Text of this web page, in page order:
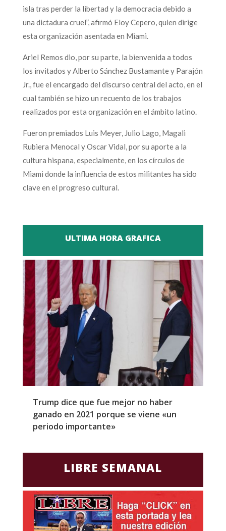
isla tras perder la libertad y la democracia debido a
una dictadura cruel”, afirmó Eloy Cepero, quien dirige
esta organización asentada en Miami.
Ariel Remos dio, por su parte, la bienvenida a todos
los invitados y Alberto Sánchez Bustamante y Parajón
Jr., fue el encargado del discurso central del acto, en el
cual también se hizo un recuento de los trabajos
realizados por esta organización en el ámbito latino.
Fueron premiados Luis Meyer, Julio Lago, Magali
Rubiera Menocal y Oscar Vidal, por su aporte a la
cultura hispana, especialmente, en los círculos de
Miami donde la influencia de estos militantes ha sido
clave en el progreso cultural.
ULTIMA HORA GRAFICA
Trump dice que fue mejor no haber
ganado en 2021 porque se viene «un
periodo importante»
LIBRE SEMANAL